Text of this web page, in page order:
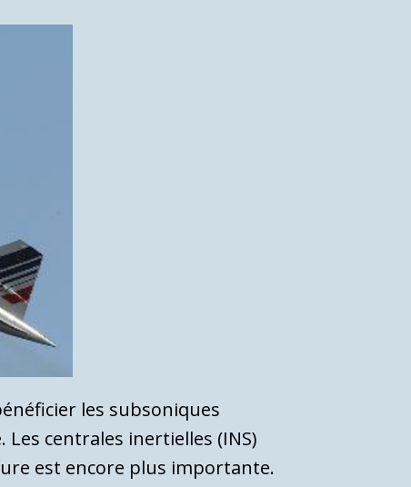
les subsoniques
centrales inertielles (INS)
est encore plus importante.